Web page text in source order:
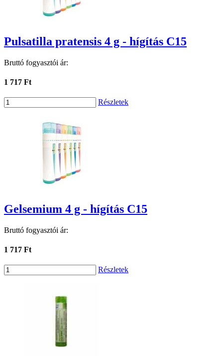
Pulsatilla pratensis 4 g - hígítás C15
Bruttó fogyasztói ár:
1 717 Ft
Részletek
Gelsemium 4 g - hígítás C15
Bruttó fogyasztói ár:
1 717 Ft
Részletek